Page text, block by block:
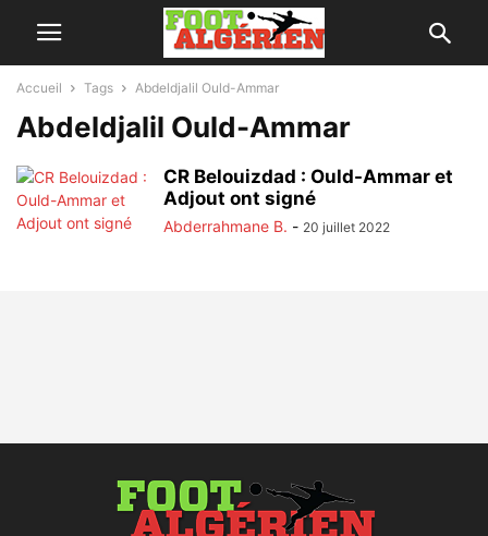
Accueil Tags Abdeldjalil Ould-Ammar
Abdeldjalil Ould-Ammar
CR Belouizdad : Ould-Ammar et
Adjout ont signé
Abderrahmane B. - 20 juillet 2022